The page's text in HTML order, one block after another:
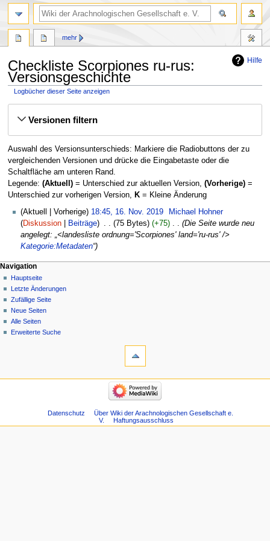
Hilfe
Checkliste Scorpiones ru-rus:
Versionsgeschichte
Logbücher dieser Seite anzeigen
Navigation
SucheVersionen filtern
Auswahl des Versionsunterschieds: Markiere die Radiobuttons der zu
vergleichenden Versionen und drücke die Eingabetaste oder die
Schaltfläche am unteren Rand.
Legende: (Aktuell)= Unterschied zur aktuellen Version, (Vorherige)=
Unterschied zur vorherigen Version, K= Kleine Änderung
16.
November
2019
Aktuell Vorherige 18:45, 16. Nov. 2019
Michael Hohner
Diskussion
Beiträge 75 Bytes +75 ‎
Die Seite wurde neu
angelegt: „<landesliste ordnung='Scorpiones' land='ru-rus' />
Kategorie:Metadaten“
mehr
Navigation
Hauptseite
Letzte Änderungen
Zufällige Seite
Neue Seiten
Alle Seiten
Erweiterte Suche
Datenschutz
Über Wiki der Arachnologischen Gesellschaft e.
V.
Haftungsausschluss